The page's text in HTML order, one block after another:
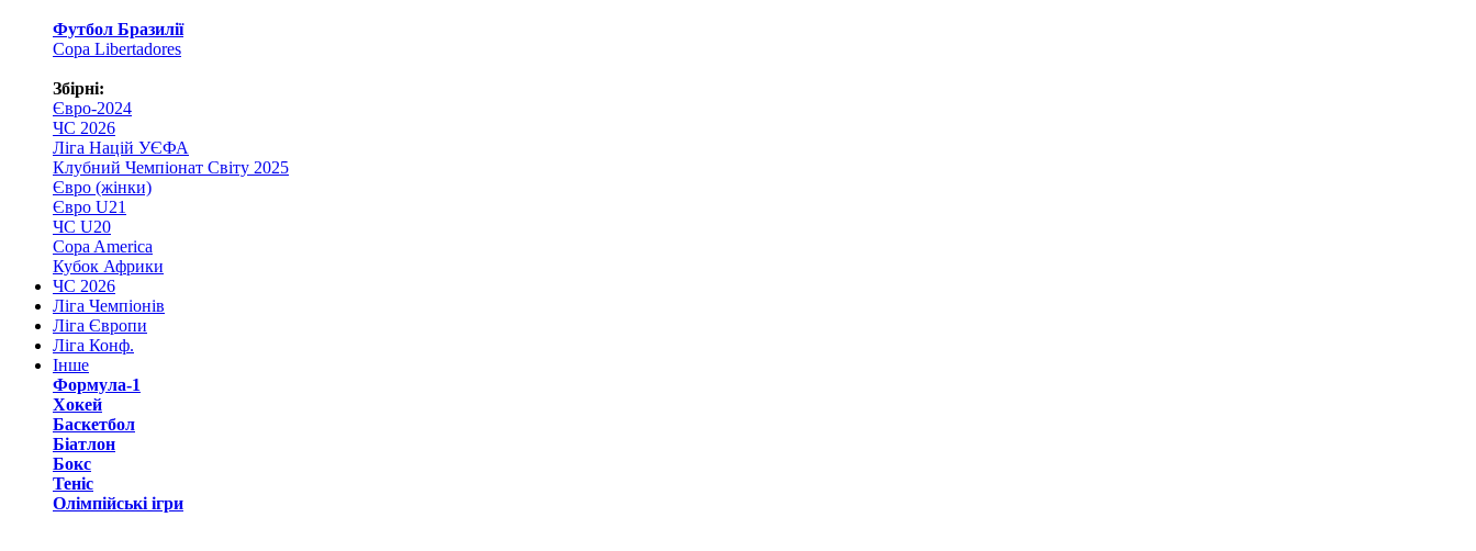
Футбол Бразилії
Copa Libertadores
Збірні:
Євро-2024
ЧС 2026
Ліга Націй УЄФА
Клубний Чемпіонат Світу 2025
Євро (жінки)
Євро U21
ЧС U20
Copa America
Кубок Африки
ЧС 2026
Ліга Чемпіонів
Ліга Європи
Ліга Конф.
Інше
Формула-1
Хокей
Баскетбол
Біатлон
Бокс
Теніс
Олімпійські ігри